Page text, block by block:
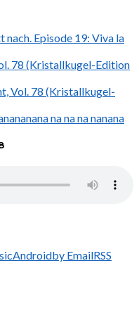
nach. Episode 19: Viva la
78 (Kristallkugel-Edition
Vol. 78 (Kristallkugel-
na na na nanana
Androidby EmailRSS